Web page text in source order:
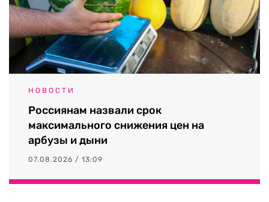
НОВОСТИ
Россиянам назвали срок
максимального снижения цен на
арбузы и дыни
07.08.2026 / 13:09